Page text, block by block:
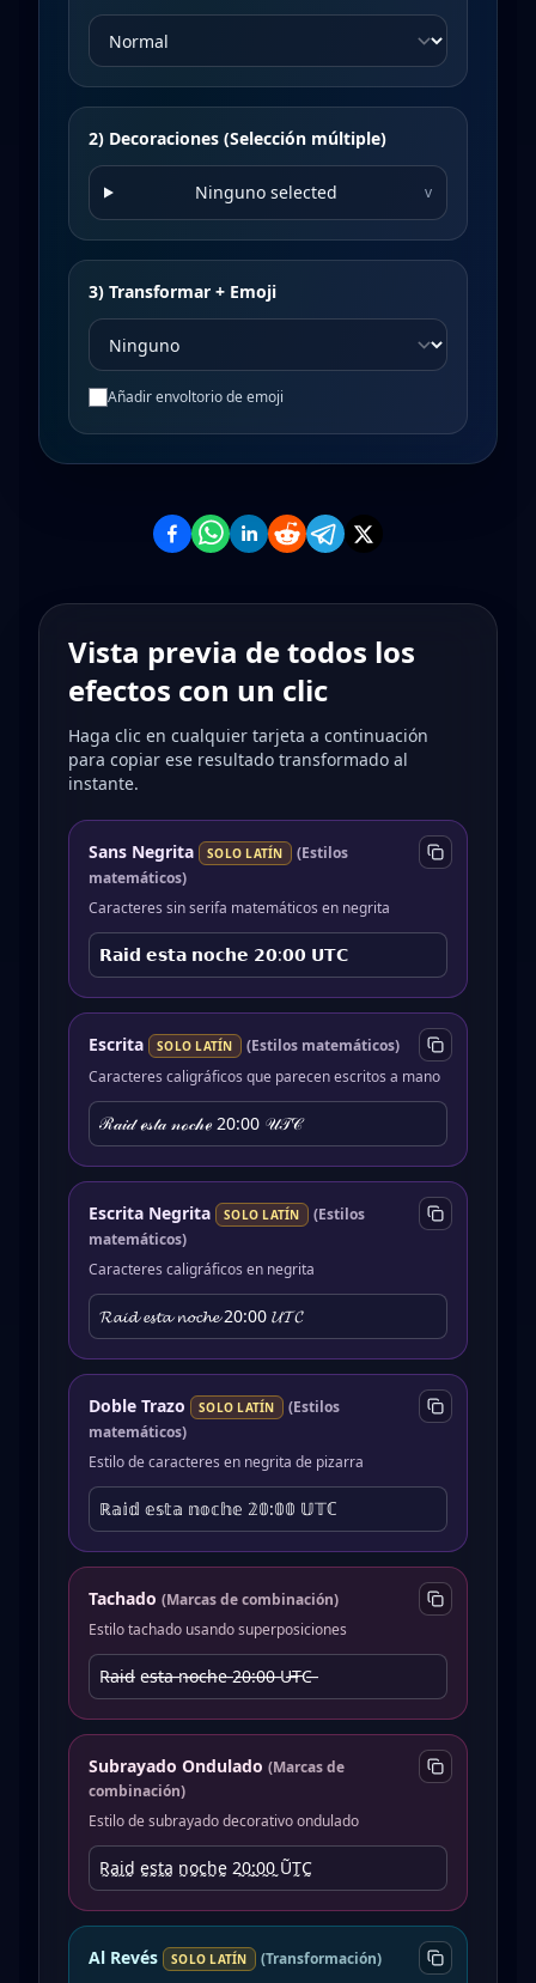
2) Decoraciones (Selección múltiple)
Ninguno selected v
3) Transformar + Emoji
Añadir envoltorio de emoji
Vista previa de todos los
efectos con un clic
Haga clic en cualquier tarjeta a continuación
para copiar ese resultado transformado al
instante.
Sans Negrita SOLO LATÍN (Estilos
matemáticos)
Caracteres sin serifa matemáticos en negrita
𝗥𝗮𝗶𝗱 𝗲𝘀𝘁𝗮 𝗻𝗼𝗰𝗵𝗲 𝟮𝟬:𝟬𝟬 𝗨𝗧𝗖
Escrita SOLO LATÍN (Estilos matemáticos)
Caracteres caligráficos que parecen escritos a mano
ℛ𝒶𝒾𝒹 ℯ𝓈𝓉𝒶 𝓃ℴ𝒸𝒽ℯ 20:00 𝒰𝒯𝒞
Escrita Negrita SOLO LATÍN (Estilos
matemáticos)
Caracteres caligráficos en negrita
𝓡𝓪𝓲𝓭 𝓮𝓼𝓽𝓪 𝓷𝓸𝓬𝓱𝓮 20:00 𝓤𝓣𝓒
Doble Trazo SOLO LATÍN (Estilos
matemáticos)
Estilo de caracteres en negrita de pizarra
ℝ𝕒𝕚𝕕 𝕖𝕤𝕥𝕒 𝕟𝕠𝕔𝕙𝕖 𝟚𝟘:𝟘𝟘 𝕌𝕋ℂ
Tachado (Marcas de combinación)
Estilo tachado usando superposiciones
R̶a̶i̶d̶ e̶s̶t̶a̶ n̶o̶c̶h̶e̶ 2̶0̶:̶0̶0̶ U̶T̶C̶
Subrayado Ondulado (Marcas de
combinación)
Estilo de subrayado decorativo ondulado
R̰a̰ḭd̰ ḛs̰t̰a̰ n̰o̰c̰h̰ḛ 2̰0̰:̰0̰0̰ ṴT̰C̰
Al Revés SOLO LATÍN (Transformación)